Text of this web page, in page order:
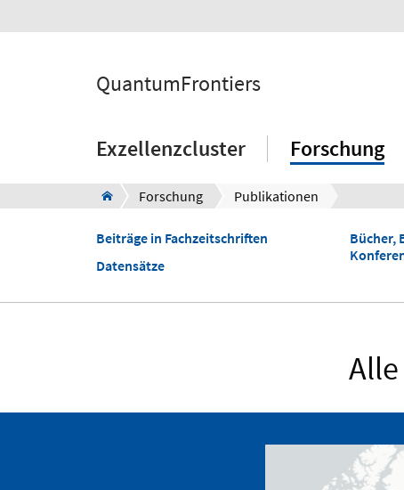
QuantumFrontiers
Exzellenzcluster Forschung
Forschung Publikationen
Beiträge in Fachzeitschriften
Datensätze
Bücher,